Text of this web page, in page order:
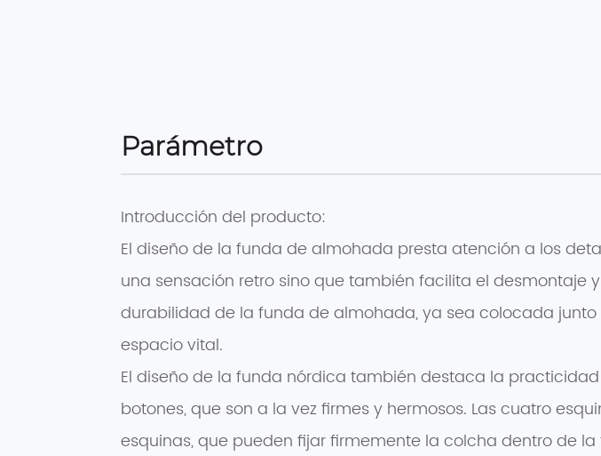
Parámetro
Introducción del producto:
El diseño de la funda de almohada presta atención a los
una sensación retro sino que también facilita el desmontaje
durabilidad de la funda de almohada, ya sea colocada
espacio vital.
El diseño de la funda nórdica también destaca la
botones, que son a la vez firmes y hermosos. Las cuatro
esquinas, que pueden fijar firmemente la colcha dentro de